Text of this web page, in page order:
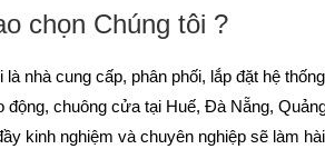
chọn Chúng tôi ?
là nhà cung cấp, phân phối, lắp đặt hệ
động, chuông cửa tại Huế, Đà Nẵng,
kinh nghiệm và chuyên nghiệp sẽ làm